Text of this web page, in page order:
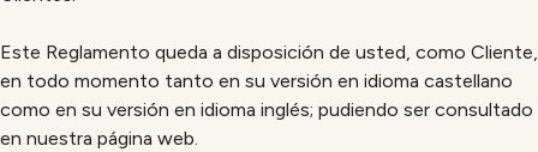
Este Reglamento queda a disposición de usted, como Cliente,
en todo momento tanto en su versión en idioma castellano
como en su versión en idioma inglés; pudiendo ser consultado
en nuestra página web.